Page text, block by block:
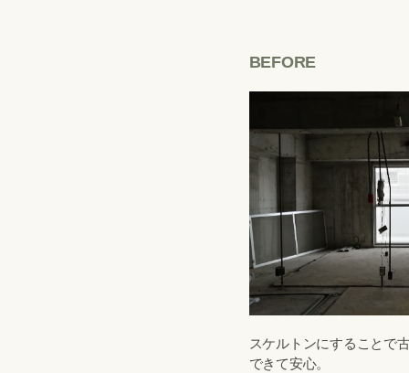
BEFORE
スケルトンにすることで
できて安心。